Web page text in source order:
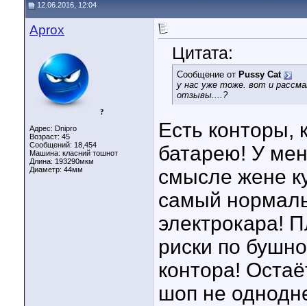
12.06.2016, 12:04
Aprox
?
Адрес: Dnipro
Возраст: 45
Сообщений: 18,454
Машина: класний тошнот
Длина: 193290мкм
Диаметр: 44мм
Цитата:
Сообщение от Pussy Cat
у нас уже тоже. вот и
отзывы....?
Есть конторы,
батарею! У
смысле жене
самый
электрокара!
риски по
контора!
шоп не